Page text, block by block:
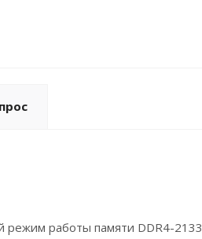
режим работы памяти DDR4-